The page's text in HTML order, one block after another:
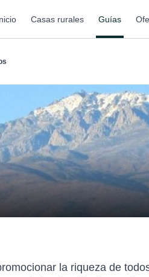
Casas rurales Guías
la riqueza de